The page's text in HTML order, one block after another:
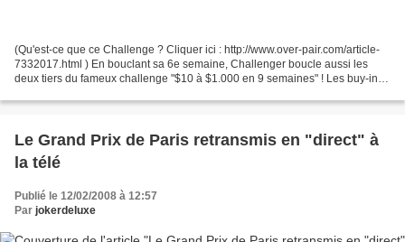
(Qu'est-ce que ce Challenge ? Cliquer ici : http://www.over-pair.com/article-
7332017.html ) En bouclant sa 6e semaine, Challenger boucle aussi les
deux tiers du fameux challenge "$10 à $1.000 en 9 semaines" ! Les buy-ins
Le Grand Prix de Paris retransmis en "direct" à
la télé
Publié le 12/02/2008 à 12:57
Par jokerdeluxe